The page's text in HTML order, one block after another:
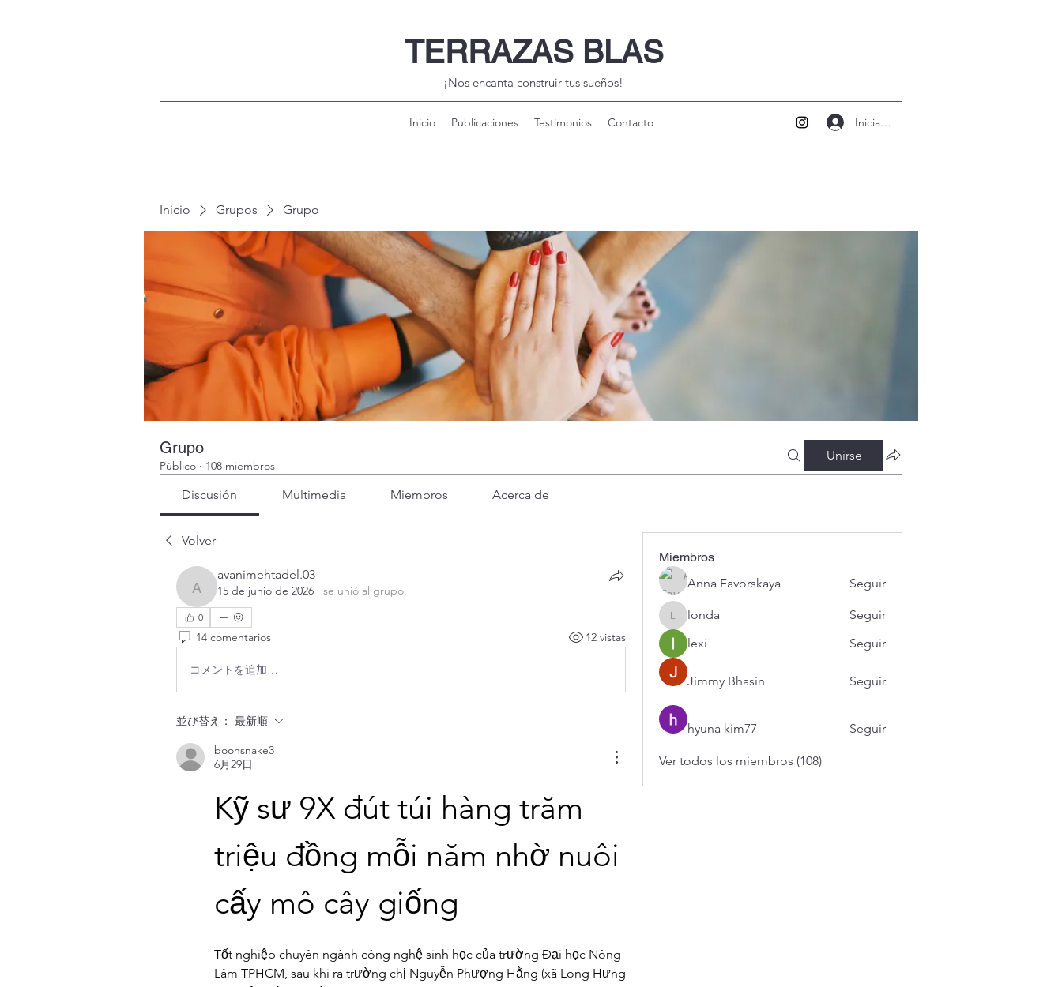
TERRAZAS BLAS
¡Nos encanta construir tus sueños!
Inicio Publicaciones Testimonios Contacto Iniciar sesión
Inicio Grupos Grupo
Grupo
Público · 108 miembros
Unirse
Discusión Multimedia Miembros Acerca de
Volver
avanimehtadel.03
avanimehtadel.03
15 de junio de 2026 · se unió al grupo.
0
14 comentarios 12 vistas
コメントを追加…
並び替え： 最新順
boonsnake3
6月29日
Kỹ sư 9X đút túi hàng trăm
triệu đồng mỗi năm nhờ nuôi
cấy mô cây giống
Tốt nghiệp chuyên ngành công nghệ sinh học của trường Đại học Nông
Lâm TPHCM, sau khi ra trường chị Nguyễn Phượng Hằng (xã Long Hưng
Miembros
Anna Favorskaya
Seguir
londa
londa
Seguir
lexi
Seguir
Jimmy Bhasin Seguir
hyuna kim77 Seguir
Ver todos los miembros (108)